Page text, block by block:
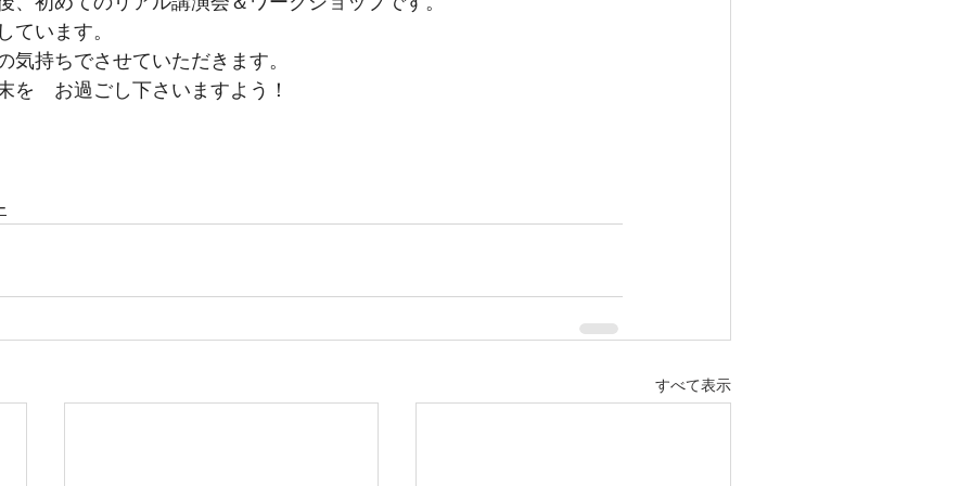
ています。
気持ちでさせていただきます。
を　お過ごし下さいますよう！
すべて表示